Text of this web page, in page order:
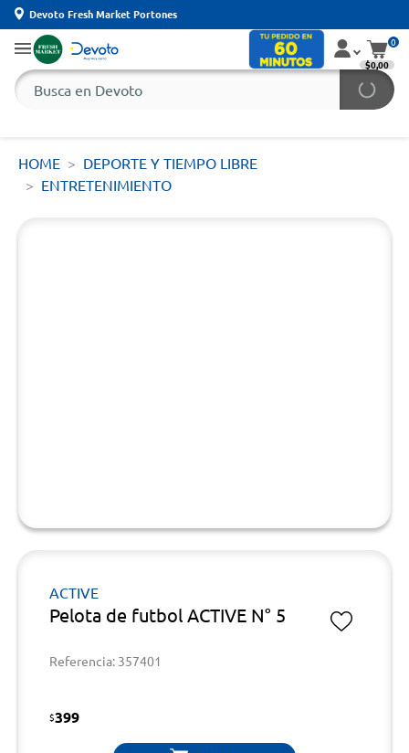
Devoto Fresh Market Portones
0
$0,00
HOME
DEPORTE Y TIEMPO LIBRE
ENTRETENIMIENTO
ACTIVE
Pelota de futbol ACTIVE N° 5
Referencia: 357401
$399